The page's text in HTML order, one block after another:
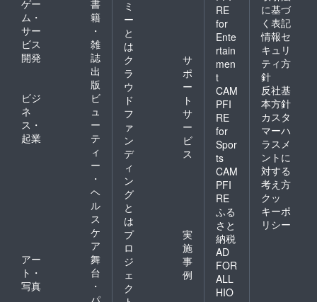
ゲー
ム・
サー
ビス
開発
書
籍
・
雑
誌
出
版
ビジ
ネ
ス・
起業
ビ
ュ
ー
テ
ィ
ー
・
ヘ
ル
ス
ケ
ア
アー
ト・
写真
舞
台
・
ミ
ー
と
は
ク
ラ
ウ
ド
フ
ァ
ン
デ
ィ
ン
グ
と
は
サ
ポ
ー
ト
サ
ー
ビ
ス
プ
ロ
ジ
ェ
ク
実
施
事
例
RE
for
Ente
rtain
men
t
CAM
PFI
RE
for
Spor
ts
CAM
PFI
RE
ふる
さと
納税
AD
FOR
ALL
HIO
に基づ
く表記
情報セ
キュリ
ティ方
針
反社基
本方針
カスタ
マーハ
ラスメ
ントに
対する
考え方
クッ
キーポ
リシー